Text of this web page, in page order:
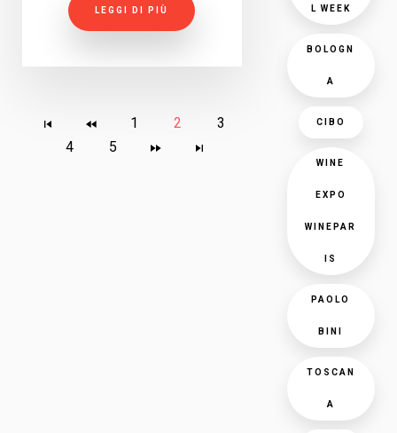
LEGGI DI PIÙ
1 2
3
4
5
L WEEK
BOLOGN
A
CIBO
WINE
EXPO
WINEPAR
IS
PAOLO
BINI
TOSCAN
A